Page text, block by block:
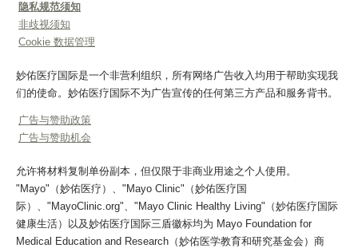
隐私规范须知
非歧视须知
Cookie 数据管理
妙佑医疗国际是一个非营利组织，所有网络广告收入均用于帮助实现我
们的使命。妙佑医疗国际不为广告宣传的任何第三方产品和服务背书。
广告与赞助政策
广告与赞助机会
允许将材料复制单份副本，但仅限于非商业用途之个人使用。
"Mayo"（妙佑医疗）、"Mayo Clinic"（妙佑医疗国
际）、"MayoClinic.org"、"Mayo Clinic Healthy Living"（妙佑医疗国际
健康生活）以及妙佑医疗国际三盾徽标均为 Mayo Foundation for
Medical Education and Research（妙佑医学教育和研究基金会）商